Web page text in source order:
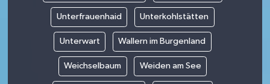
Unterfrauenhaid Unterkohlstätten
Unterwart Wallern im Burgenland
Weichselbaum Weiden am See